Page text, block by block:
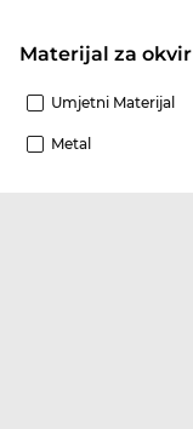
materijal za okvir
Umjetni Materijal
Metal